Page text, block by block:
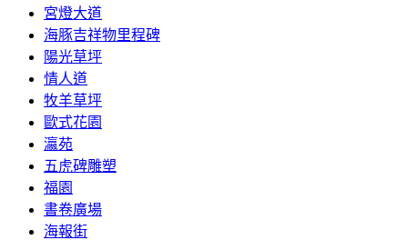
宮燈大道
海豚吉祥物里程碑
陽光草坪
情人道
牧羊草坪
歐式花園
瀛苑
五虎碑雕塑
福園
書卷廣場
海報街